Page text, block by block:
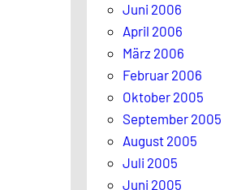
Juni 2006
April 2006
März 2006
Februar 2006
Oktober 2005
September 2005
August 2005
Juli 2005
Juni 2005